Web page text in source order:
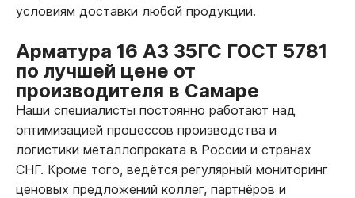
условиям доставки любой продукции.
Арматура 16 А3 35ГС ГОСТ 5781
по лучшей цене от
производителя в Самаре
Наши специалисты постоянно работают над
оптимизацией процессов производства и
логистики металлопроката в России и странах
СНГ. Кроме того, ведётся регулярный мониторинг
ценовых предложений коллег, партнёров и